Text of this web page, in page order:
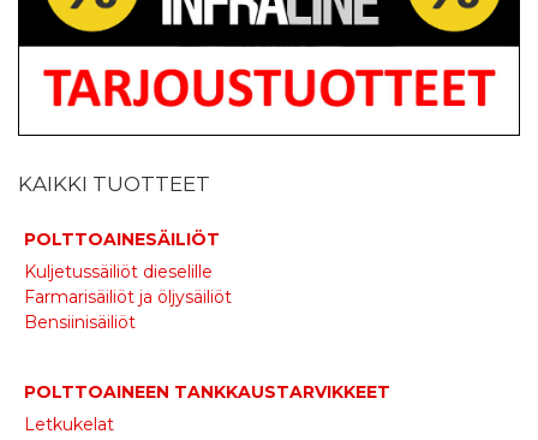
KAIKKI TUOTTEET
POLTTOAINESÄILIÖT
Kuljetussäiliöt dieselille
Farmarisäiliöt ja öljysäiliöt
Bensiinisäiliöt
POLTTOAINEEN TANKKAUSTARVIKKEET
Letkukelat